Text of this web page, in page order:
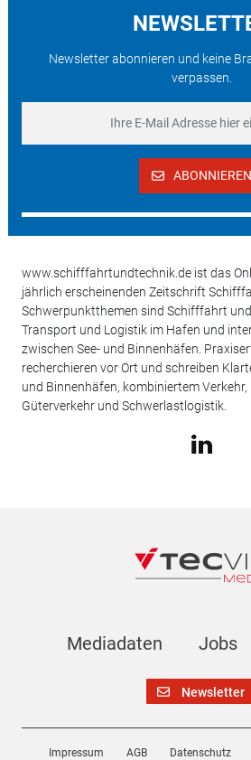
Newsletter abonnieren und keine
verpassen.
ABONNIEREN
www.schifffahrtundtechnik.de ist das
jährlich erscheinenden Zeitschrift
Schwerpunktthemen sind Schifffahrt
Transport und Logistik im Hafen und
zwischen See- und Binnenhäfen.
recherchieren vor Ort und schreiben
und Binnenhäfen, kombiniertem Verkehr,
Güterverkehr und Schwerlastlogistik.
Mediadaten Jobs
Newsletter
Impressum AGB Datenschutz